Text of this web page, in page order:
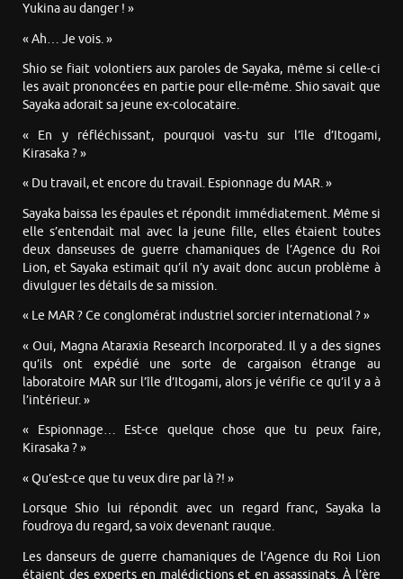
Yukina au danger ! »
« Ah… Je vois. »
Shio se fiait volontiers aux paroles de Sayaka, même si celle-ci
les avait prononcées en partie pour elle-même. Shio savait que
Sayaka adorait sa jeune ex-colocataire.
« En y réfléchissant, pourquoi vas-tu sur l’île d’Itogami,
Kirasaka ? »
« Du travail, et encore du travail. Espionnage du MAR. »
Sayaka baissa les épaules et répondit immédiatement. Même si
elle s’entendait mal avec la jeune fille, elles étaient toutes
deux danseuses de guerre chamaniques de l’Agence du Roi
Lion, et Sayaka estimait qu’il n’y avait donc aucun problème à
divulguer les détails de sa mission.
« Le MAR ? Ce conglomérat industriel sorcier international ? »
« Oui, Magna Ataraxia Research Incorporated. Il y a des signes
qu’ils ont expédié une sorte de cargaison étrange au
laboratoire MAR sur l’île d’Itogami, alors je vérifie ce qu’il y a à
l’intérieur. »
« Espionnage… Est-ce quelque chose que tu peux faire,
Kirasaka ? »
« Qu’est-ce que tu veux dire par là ?! »
Lorsque Shio lui répondit avec un regard franc, Sayaka la
foudroya du regard, sa voix devenant rauque.
Les danseurs de guerre chamaniques de l’Agence du Roi Lion
étaient des experts en malédictions et en assassinats. À l’ère